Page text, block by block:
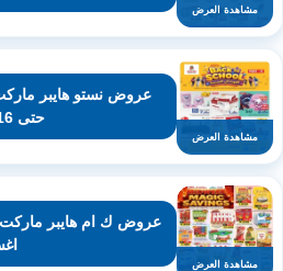
مشاهدة العرض
مشاهدة العرض
حتى 16 اغسطس
مشاهدة العرض